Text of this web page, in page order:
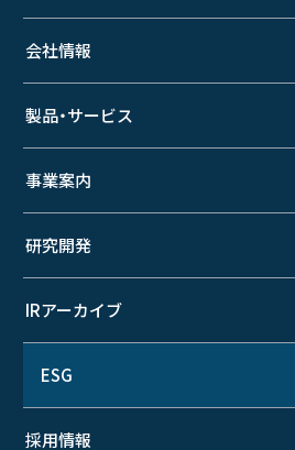
会社情報
製品・サービス
事業案内
研究開発
IRアーカイブ
ESG
採用情報